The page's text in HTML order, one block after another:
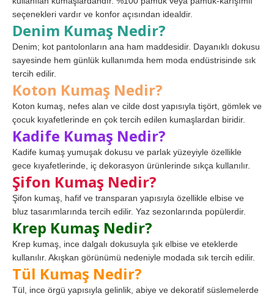
seçenekleri vardır ve konfor açısından idealdir.
Denim Kumaş Nedir?
Denim; kot pantolonların ana ham maddesidir. Dayanıklı dokusu
sayesinde hem günlük kullanımda hem moda endüstrisinde sık
tercih edilir.
Koton Kumaş Nedir?
Koton kumaş, nefes alan ve cilde dost yapısıyla tişört, gömlek ve
çocuk kıyafetlerinde en çok tercih edilen kumaşlardan biridir.
Kadife Kumaş Nedir?
Kadife kumaş yumuşak dokusu ve parlak yüzeyiyle özellikle
gece kıyafetlerinde, iç dekorasyon ürünlerinde sıkça kullanılır.
Şifon Kumaş Nedir?
Şifon kumaş, hafif ve transparan yapısıyla özellikle elbise ve
bluz tasarımlarında tercih edilir. Yaz sezonlarında popülerdir.
Krep Kumaş Nedir?
Krep kumaş, ince dalgalı dokusuyla şık elbise ve eteklerde
kullanılır. Akışkan görünümü nedeniyle modada sık tercih edilir.
Tül Kumaş Nedir?
Tül, ince örgü yapısıyla gelinlik, abiye ve dekoratif süslemelerde